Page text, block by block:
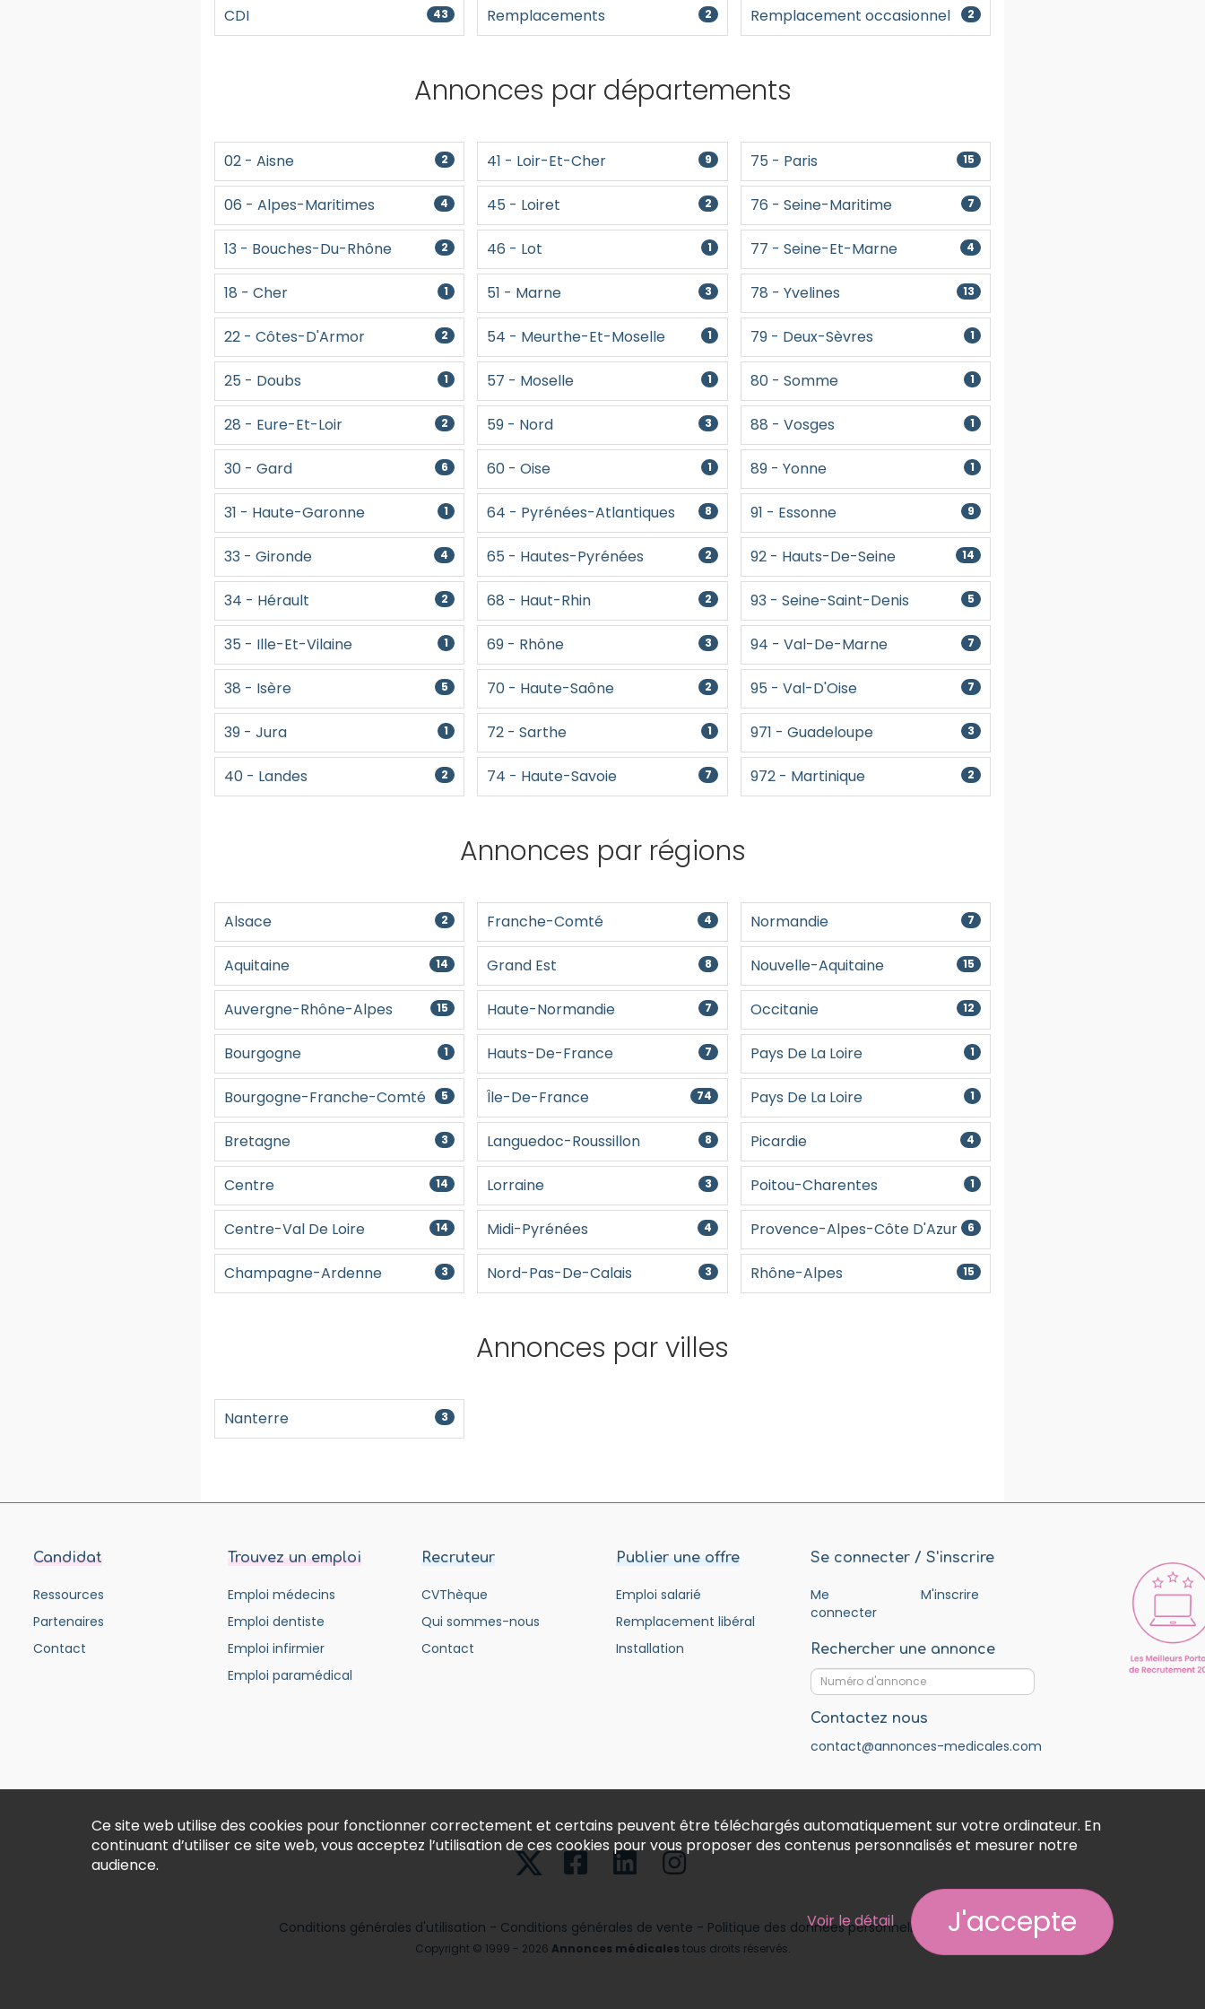
CDI 43 Remplacements 2 Remplacement occasionnel 2
Annonces par départements
02 - Aisne 2
06 - Alpes-Maritimes 4
13 - Bouches-Du-Rhône 2
18 - Cher 1
22 - Côtes-D'Armor 2
25 - Doubs 1
28 - Eure-Et-Loir 2
30 - Gard 6
31 - Haute-Garonne 1
33 - Gironde 4
34 - Hérault 2
35 - Ille-Et-Vilaine 1
38 - Isère 5
39 - Jura 1
40 - Landes 2
41 - Loir-Et-Cher 9
45 - Loiret 2
46 - Lot 1
51 - Marne 3
54 - Meurthe-Et-Moselle 1
57 - Moselle 1
59 - Nord 3
60 - Oise 1
64 - Pyrénées-Atlantiques 8
65 - Hautes-Pyrénées 2
68 - Haut-Rhin 2
69 - Rhône 3
70 - Haute-Saône 2
72 - Sarthe 1
74 - Haute-Savoie 7
75 - Paris 15
76 - Seine-Maritime 7
77 - Seine-Et-Marne 4
78 - Yvelines 13
79 - Deux-Sèvres 1
80 - Somme 1
88 - Vosges 1
89 - Yonne 1
91 - Essonne 9
92 - Hauts-De-Seine 14
93 - Seine-Saint-Denis 5
94 - Val-De-Marne 7
95 - Val-D'Oise 7
971 - Guadeloupe 3
972 - Martinique 2
Annonces par régions
Alsace 2
Aquitaine 14
Auvergne-Rhône-Alpes 15
Bourgogne 1
Bourgogne-Franche-Comté 5
Bretagne 3
Centre 14
Centre-Val De Loire 14
Champagne-Ardenne 3
Franche-Comté 4
Grand Est 8
Haute-Normandie 7
Hauts-De-France 7
Île-De-France 74
Languedoc-Roussillon 8
Lorraine 3
Midi-Pyrénées 4
Nord-Pas-De-Calais 3
Normandie 7
Nouvelle-Aquitaine 15
Occitanie 12
Pays De La Loire 1
Pays De La Loire 1
Picardie 4
Poitou-Charentes 1
Provence-Alpes-Côte D'Azur 6
Rhône-Alpes 15
Annonces par villes
Nanterre 3
Candidat
Ressources
Partenaires
Contact
Trouvez un emploi
Emploi médecins
Emploi dentiste
Emploi infirmier
Emploi paramédical
Recruteur
CVThèque
Qui sommes-nous
Contact
Publier une offre
Emploi salarié
Remplacement libéral
Installation
Se connecter / S'inscrire
Me
connecter
M'inscrire
Rechercher une annonce
Contactez nous
contact@annonces-medicales.com
Conditions générales d'utilisation - Conditions générales de vente - Politique des données personnelles
Copyright © 1999 - 2026 Annonces médicales tous droits réservés.
Ce site web utilise des cookies pour fonctionner correctement et certains peuvent être téléchargés automatiquement sur votre ordinateur. En
continuant d’utiliser ce site web, vous acceptez l’utilisation de ces cookies pour vous proposer des contenus personnalisés et mesurer notre
audience.
Voir le détail J'accepte